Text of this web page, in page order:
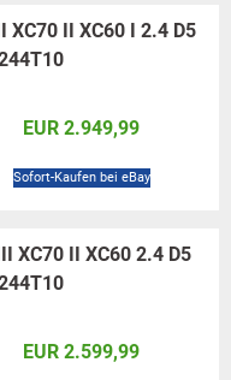
XC70 II XC60 I 2.4 D5
EUR 2.949,99
Sofort-Kaufen bei eBay
XC70 II XC60 2.4 D5
EUR 2.599,99